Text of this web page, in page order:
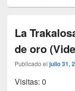
La
de oro
Publicado el julio 31,
Visitas: 0